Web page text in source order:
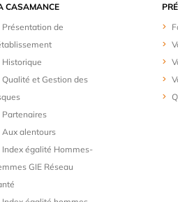
CASAMANCE
Présentation de
Historique
Qualité et Gestion des
Partenaires
Aux alentours
Index égalité Hommes-
GIE Réseau